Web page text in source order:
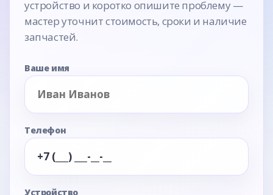
устройство и коротко опишите проблему —
мастер уточнит стоимость, сроки и наличие
запчастей.
Ваше имя
Телефон
Устройство